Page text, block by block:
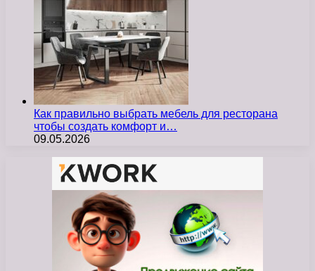
Как правильно выбрать мебель для ресторана
чтобы создать комфорт и…
09.05.2026